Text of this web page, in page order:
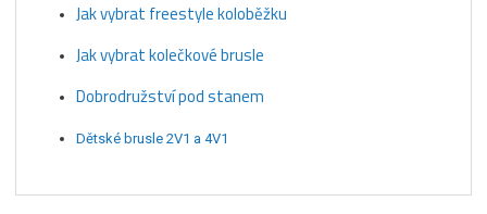
Jak vybrat freestyle koloběžku
Jak vybrat kolečkové brusle
Dobrodružství pod stanem
Dětské brusle 2V1 a 4V1